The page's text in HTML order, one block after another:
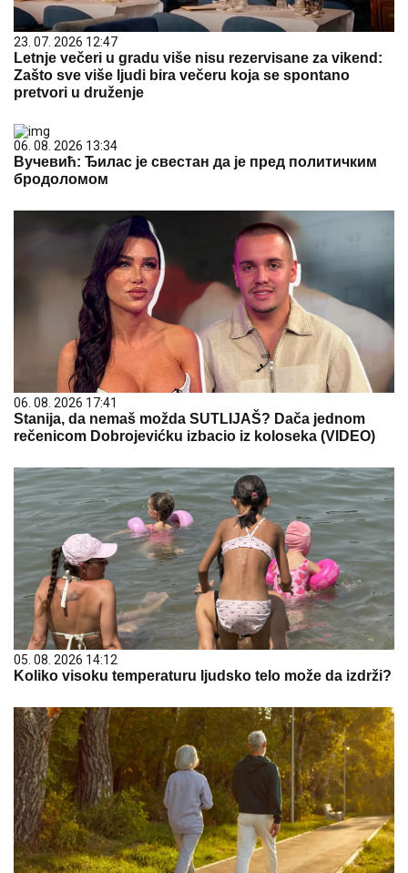
23. 07. 2026 12:47
Letnje večeri u gradu više nisu rezervisane za vikend:
Zašto sve više ljudi bira večeru koja se spontano
pretvori u druženje
06. 08. 2026 13:34
Вучевић: Ђилас је свестан да је пред политичким
бродоломом
06. 08. 2026 17:41
Stanija, da nemaš možda SUTLIJAŠ? Dača jednom
rečenicom Dobrojevićku izbacio iz koloseka (VIDEO)
05. 08. 2026 14:12
Koliko visoku temperaturu ljudsko telo može da izdrži?